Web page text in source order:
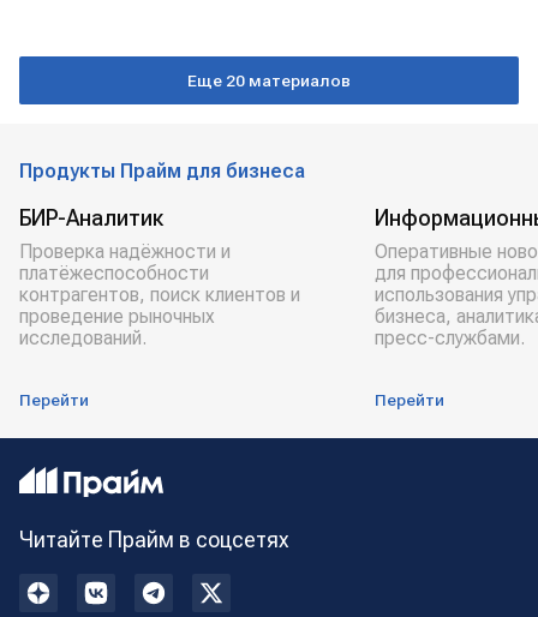
Еще 20 материалов
Продукты Прайм для бизнеса
БИР-Аналитик
Проверка надёжности и
платёжеспособности
контрагентов, поиск клиентов и
проведение рыночных
исследований.
Перейти
Оперативные
для
использования
бизнеса,
пресс-службами.
Перейти
Читайте Прайм в соцсетях